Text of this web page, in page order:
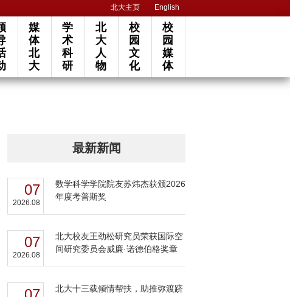
北大主页 English
媒
体
北
大
学
术
科
研
北
大
人
物
校
园
文
化
校
园
媒
体
最新新闻
07
2026.08
数学科学学院院友苏炜杰获颁2026
年度考普斯奖
07
2026.08
北大校友王劲松研究员荣获国际空
间研究委员会威廉·诺德伯格奖章
北大十三载倾情帮扶，助推弥渡跻